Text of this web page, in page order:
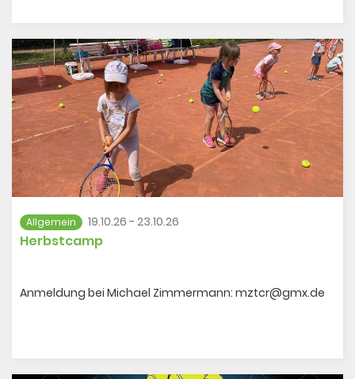
Allgemein 19.10.26 - 23.10.26
Herbstcamp
Anmeldung bei Michael Zimmermann: mztcr@gmx.de